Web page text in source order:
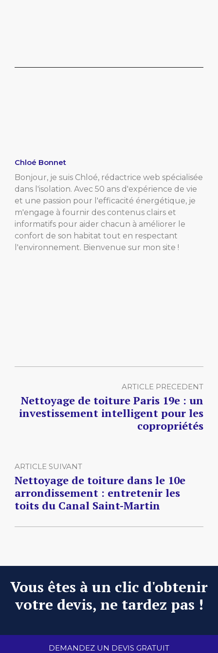
Chloé Bonnet
Bonjour, je suis Chloé, rédactrice web spécialisée
dans l'isolation. Avec 50 ans d'expérience de vie
et une passion pour l'efficacité énergétique, je
m'engage à fournir des contenus clairs et
informatifs pour aider chacun à améliorer le
confort de son habitat tout en respectant
l'environnement. Bienvenue sur mon site !
ARTICLE PRECEDENT
Nettoyage de toiture Paris 19e : un
investissement intelligent pour les
copropriétés
ARTICLE SUIVANT
Nettoyage de toiture dans le 10e
arrondissement : entretenir les
toits du Canal Saint-Martin
Vous êtes à un clic d'obtenir
votre devis, ne tardez pas !
DEMANDEZ UN DEVIS GRATUIT